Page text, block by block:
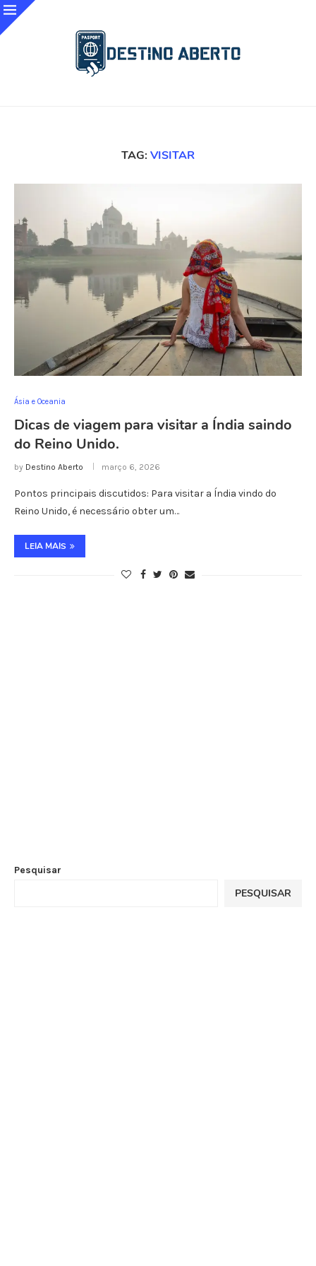
TAG: VISITAR
Ásia e Oceania
Dicas de viagem para visitar a Índia saindo
do Reino Unido.
by Destino Aberto março 6, 2026
Pontos principais discutidos: Para visitar a Índia vindo do
Reino Unido, é necessário obter um…
LEIA MAIS
Pesquisar
PESQUISAR